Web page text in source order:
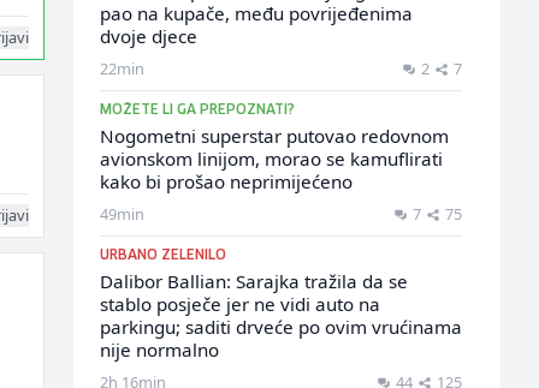
pao na kupače, među povrijeđenima
dvoje djece
22min 2 7
MOŽETE LI GA PREPOZNATI?
Nogometni superstar putovao redovnom
avionskom linijom, morao se kamuflirati
kako bi prošao neprimijećeno
49min 7 75
URBANO ZELENILO
Dalibor Ballian: Sarajka tražila da se
stablo posječe jer ne vidi auto na
parkingu; saditi drveće po ovim vrućinama
nije normalno
2h 16min 44 125